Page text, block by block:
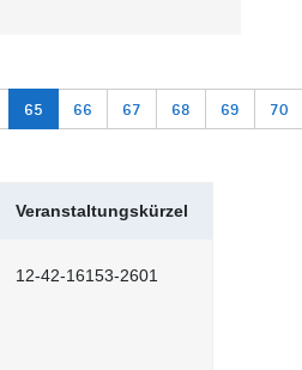
65 66 67 68 69 70
Veranstaltungskürzel
12-42-16153-2601